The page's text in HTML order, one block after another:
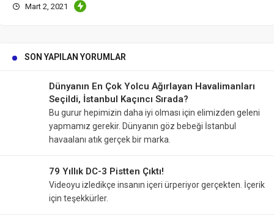
Mart 2, 2021
SON YAPILAN YORUMLAR
Dünyanın En Çok Yolcu Ağırlayan Havalimanları
Seçildi, İstanbul Kaçıncı Sırada?
Bu gurur hepimizin daha iyi olması için elimizden geleni
yapmamız gerekir. Dünyanın göz bebeği İstanbul
havaalanı atık gerçek bir marka.
79 Yıllık DC-3 Pistten Çıktı!
Videoyu izledikçe insanın içeri ürperiyor gerçekten. İçerik
için teşekkürler.